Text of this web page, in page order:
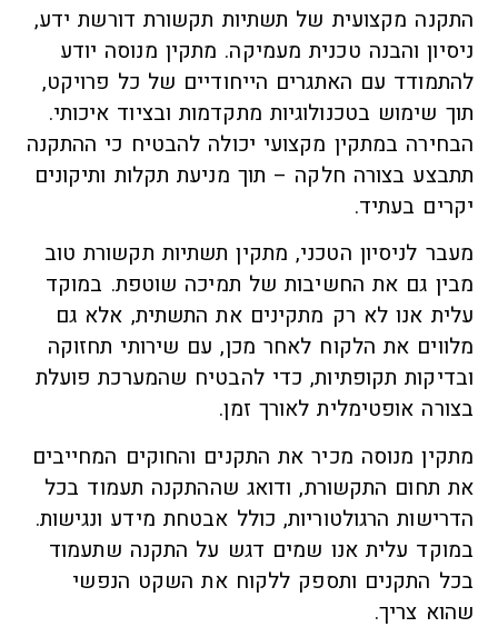
התקנה מקצועית של תשתיות תקשורת דורשת ידע,
ניסיון והבנה טכנית מעמיקה. מתקין מנוסה יודע
להתמודד עם האתגרים הייחודיים של כל פרויקט,
תוך שימוש בטכנולוגיות מתקדמות ובציוד איכותי.
הבחירה במתקין מקצועי יכולה להבטיח כי ההתקנה
תתבצע בצורה חלקה – תוך מניעת תקלות ותיקונים
יקרים בעתיד.
מעבר לניסיון הטכני, מתקין תשתיות תקשורת טוב
מבין גם את החשיבות של תמיכה שוטפת. במוקד
עלית אנו לא רק מתקינים את התשתית, אלא גם
מלווים את הלקוח לאחר מכן, עם שירותי תחזוקה
ובדיקות תקופתיות, כדי להבטיח שהמערכת פועלת
בצורה אופטימלית לאורך זמן.
מתקין מנוסה מכיר את התקנים והחוקים המחייבים
את תחום התקשורת, ודואג שההתקנה תעמוד בכל
הדרישות הרגולטוריות, כולל אבטחת מידע ונגישות.
במוקד עלית אנו שמים דגש על התקנה שתעמוד
בכל התקנים ותספק ללקוח את השקט הנפשי
שהוא צריך.